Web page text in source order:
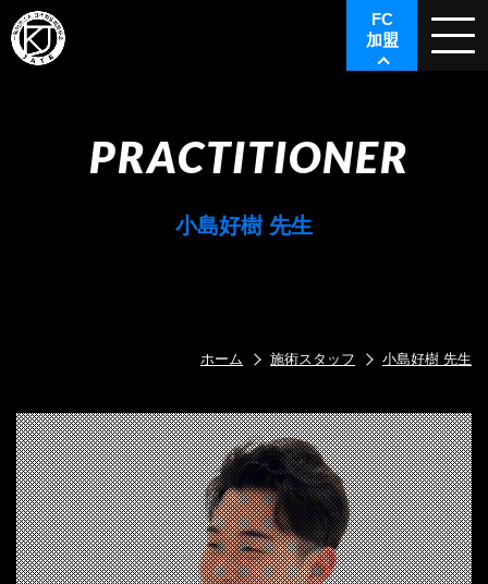
FC
加盟
PRACTITIONER
小島好樹 先生
ホーム 施術スタッフ 小島好樹 先生